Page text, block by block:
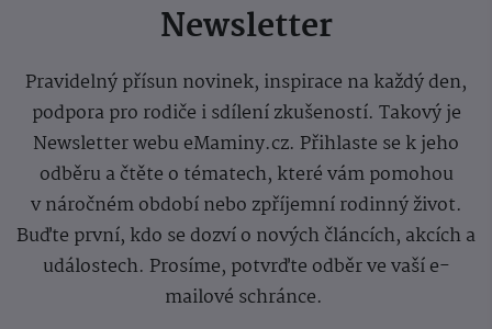
Newsletter
Pravidelný přísun novinek, inspirace na každý den,
podpora pro rodiče i sdílení zkušeností. Takový je
Newsletter webu eMaminy.cz. Přihlaste se k jeho
odběru a čtěte o tématech, které vám pomohou
v náročném období nebo zpříjemní rodinný život.
Buďte první, kdo se dozví o nových článcích, akcích a
událostech. Prosíme, potvrďte odběr ve vaší e-
mailové schránce.